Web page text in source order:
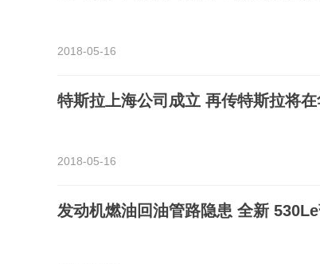
2018-05-16
特斯拉上海公司成立 再传特斯拉将
2018-05-16
发动机燃油回油管路隐患 全新